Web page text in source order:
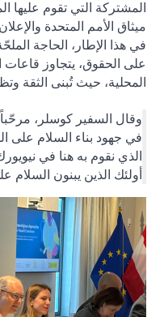
المشتركة التي تقوم عليها
ميثاق الأمم المتحدة
في هذا الإطار، الحاجة
على الحقوق، يتجاوز
المحلية، حيث تُبنى الثقة
وقال السفير كوسلر، مرحّباً
في جهود بناء السلام على
الذي نقوم به هنا في
أولئك الذين يبنون السلام